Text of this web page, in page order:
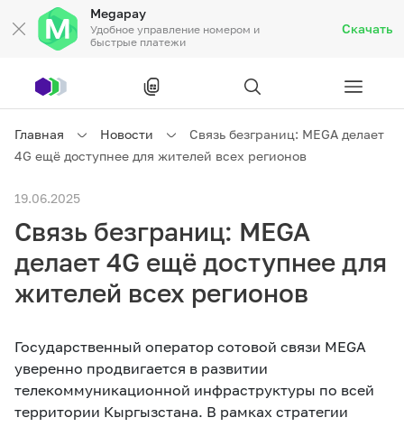
Megapay
Удобное управление номером и
быстрые платежи
Скачать
Частным клиентам
Бизнесу
Связь
eSIM M2M
Главная Новости
Связь безграниц: MEGA делает
4G ещё доступнее для жителей всех регионов
19.06.2025
Связь безграниц: MEGA
делает 4G ещё доступнее для
жителей всех регионов
Государственный оператор сотовой связи MEGA
уверенно продвигается в развитии
телекоммуникационной инфраструктуры по всей
территории Кыргызстана. В рамках стратегии